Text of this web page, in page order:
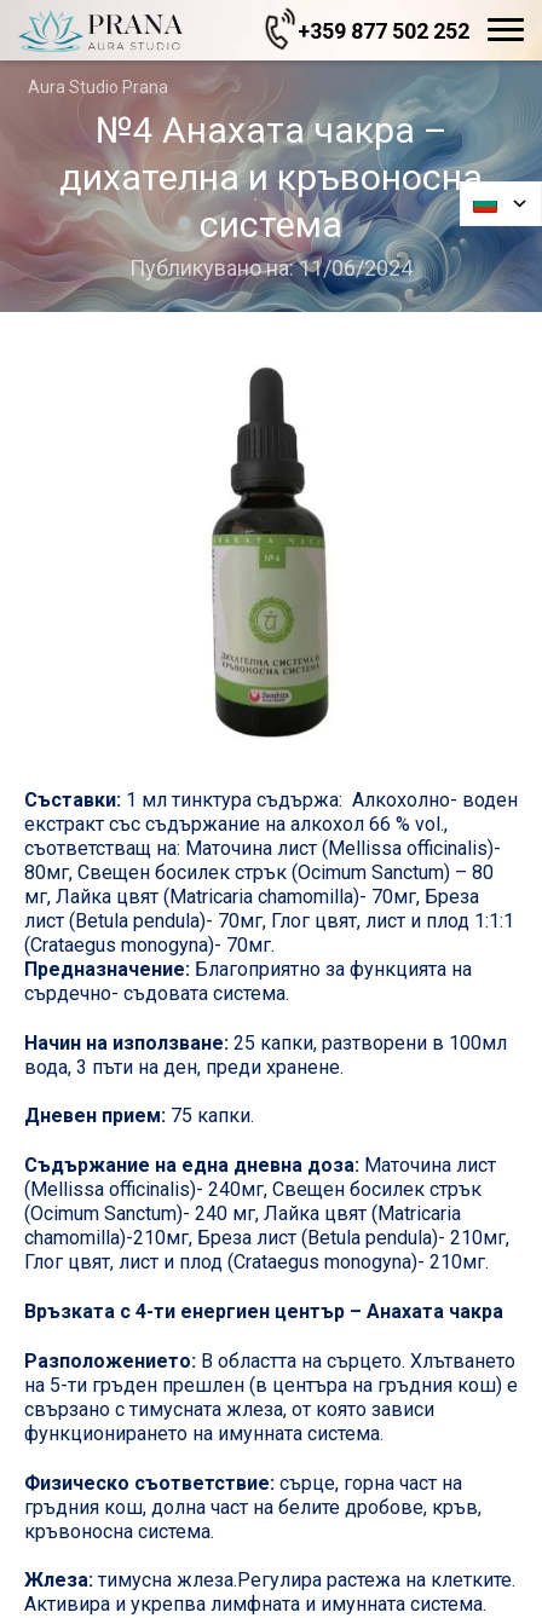
+359 877 502 252
Aura Studio Prana
№4 Анахата чакра –
дихателна и кръвоносна
система
Публикувано на: 11/06/2024
Съставки: 1 мл тинктура съдържа: Алкохолно- воден
екстракт със съдържание на алкохол 66 % vol.,
съответстващ на: Маточина лист (Mellissa officinalis)-
80мг, Свещен босилек стрък (Ocimum Sanctum) – 80
мг, Лайка цвят (Matricaria chamomilla)- 70мг, Бреза
лист (Betula pendula)- 70мг, Глог цвят, лист и плод 1:1:1
(Crataegus monogyna)- 70мг.
Предназначение: Благоприятно за функцията на
сърдечно- съдовата система.
Начин на използване: 25 капки, разтворени в 100мл
вода, 3 пъти на ден, преди хранене.
Дневен прием: 75 капки.
Съдържание на една дневна доза: Маточина лист
(Mellissa officinalis)- 240мг, Свещен босилек стрък
(Ocimum Sanctum)- 240 мг, Лайка цвят (Matricaria
chamomilla)-210мг, Бреза лист (Betula pendula)- 210мг,
Глог цвят, лист и плод (Crataegus monogyna)- 210мг.
Връзката с 4-ти енергиен център – Анахата чакра
Разположението: В областта на сърцето. Хлътването
на 5-ти гръден прешлен (в центъра на гръдния кош) е
свързано с тимусната жлеза, от която зависи
функционирането на имунната система.
Физическо съответствие: сърце, горна част на
гръдния кош, долна част на белите дробове, кръв,
кръвоносна система.
Жлеза:тимусна жлеза.Регулира растежа на клетките.
Активира и укрепва лимфната и имунната система.